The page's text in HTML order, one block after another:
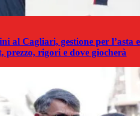
al Cagliari, gestione per l’asta e
rigori e dove giocherà